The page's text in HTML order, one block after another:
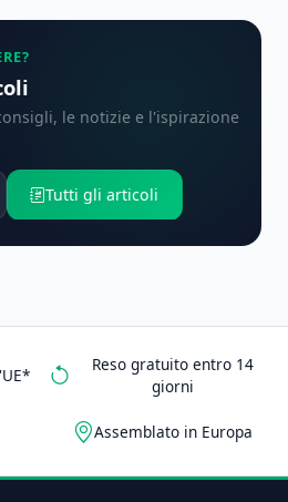
le notizie e l'ispirazione
Tutti gli articoli
Reso gratuito entro 14
giorni
Assemblato in Europa